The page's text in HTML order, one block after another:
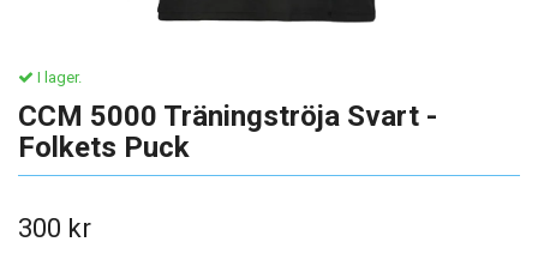
I lager.
CCM 5000 Träningströja Svart -
Folkets Puck
300 kr